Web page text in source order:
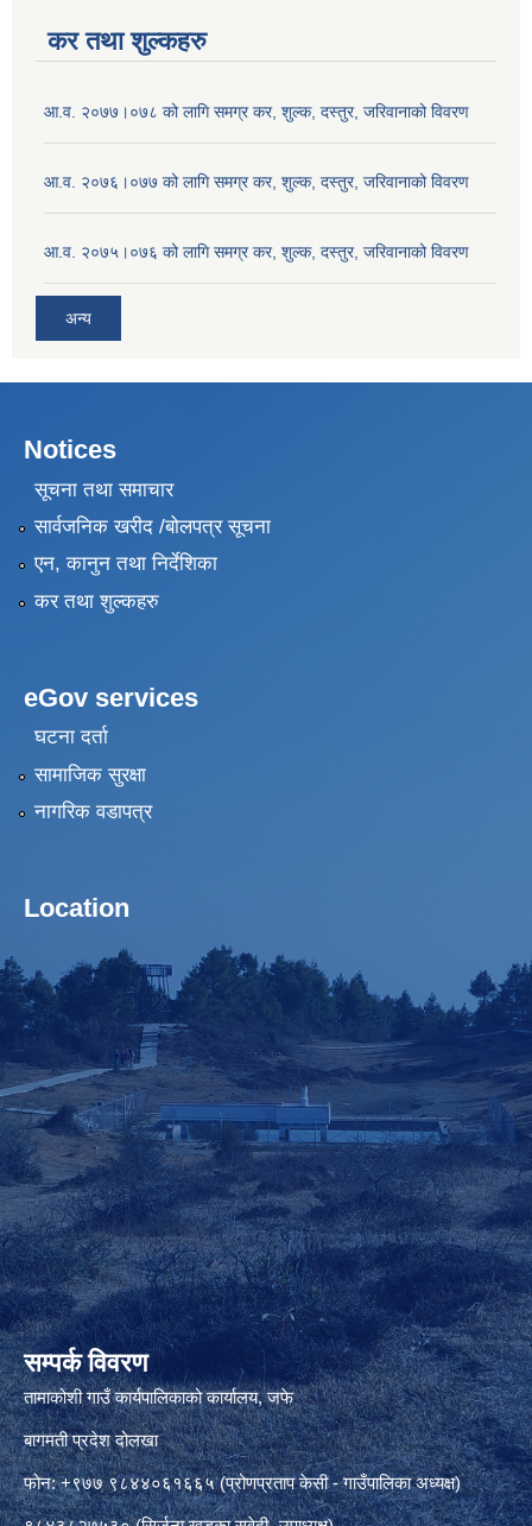
कर तथा शुल्कहरु
आ.व. २०७७।०७८ को लागि समग्र कर, शुल्क, दस्तुर, जरिवानाको विवरण
आ.व. २०७६।०७७ को लागि समग्र कर, शुल्क, दस्तुर, जरिवानाको विवरण
आ.व. २०७५।०७६ को लागि समग्र कर, शुल्क, दस्तुर, जरिवानाको विवरण
अन्य
Notices
सूचना तथा समाचार
सार्वजनिक खरीद /बोलपत्र सूचना
एन, कानुन तथा निर्देशिका
कर तथा शुल्कहरु
eGov services
घटना दर्ता
सामाजिक सुरक्षा
नागरिक वडापत्र
Location
सम्पर्क विवरण
तामाकोशी गाउँ कार्यपालिकाको कार्यालय, जफे
बागमती प्रदेश दोलखा
फोन: +९७७ ९८४४०६१६६५ (प्रोणप्रताप केसी - गाउँपालिका अध्यक्ष)